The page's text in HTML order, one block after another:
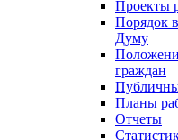
Проекты
Порядок
Думу
граждан
Планы
Отчеты